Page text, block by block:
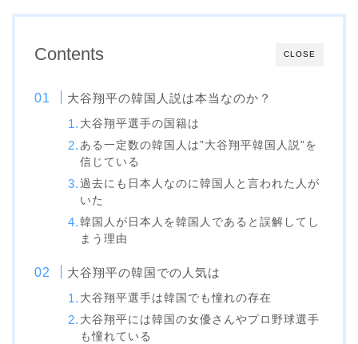
CLOSE
Contents
大谷翔平の韓国人説は本当なのか？
大谷翔平選手の国籍は
ある一定数の韓国人は”大谷翔平韓国人説”を
信じている
過去にも日本人なのに韓国人と言われた人が
いた
韓国人が日本人を韓国人であると誤解してし
まう理由
大谷翔平の韓国での人気は
大谷翔平選手は韓国でも憧れの存在
大谷翔平には韓国の女優さんやプロ野球選手
も憧れている